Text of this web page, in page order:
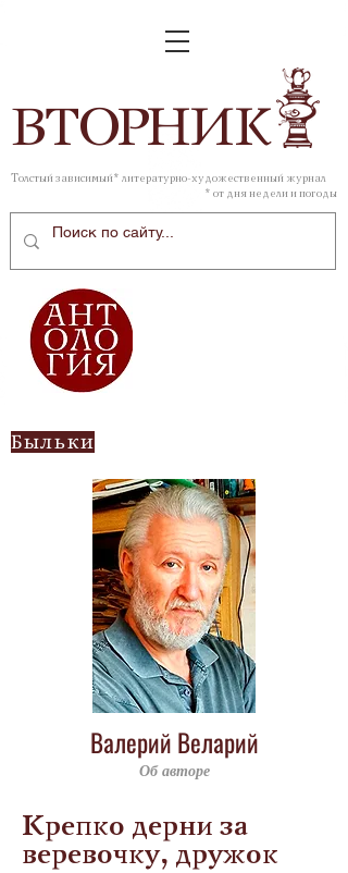
ВТОРНИК
Толстый зависимый* литературно-художественный журнал
* от дня недели и погоды
Быльки
Валерий Веларий
Об авторе
Крепко дерни за
веревочку, дружок